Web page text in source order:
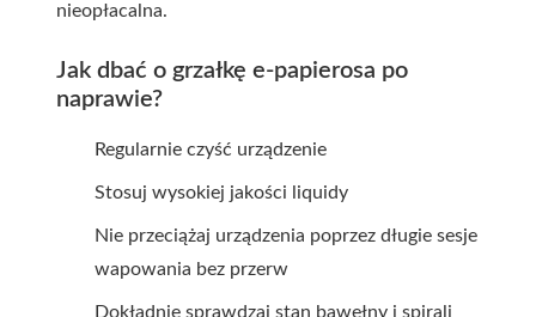
nieopłacalna.
Jak dbać o grzałkę e-papierosa po
naprawie?
Regularnie czyść urządzenie
Stosuj wysokiej jakości liquidy
Nie przeciążaj urządzenia poprzez długie sesje
wapowania bez przerw
Dokładnie sprawdzaj stan bawełny i spirali